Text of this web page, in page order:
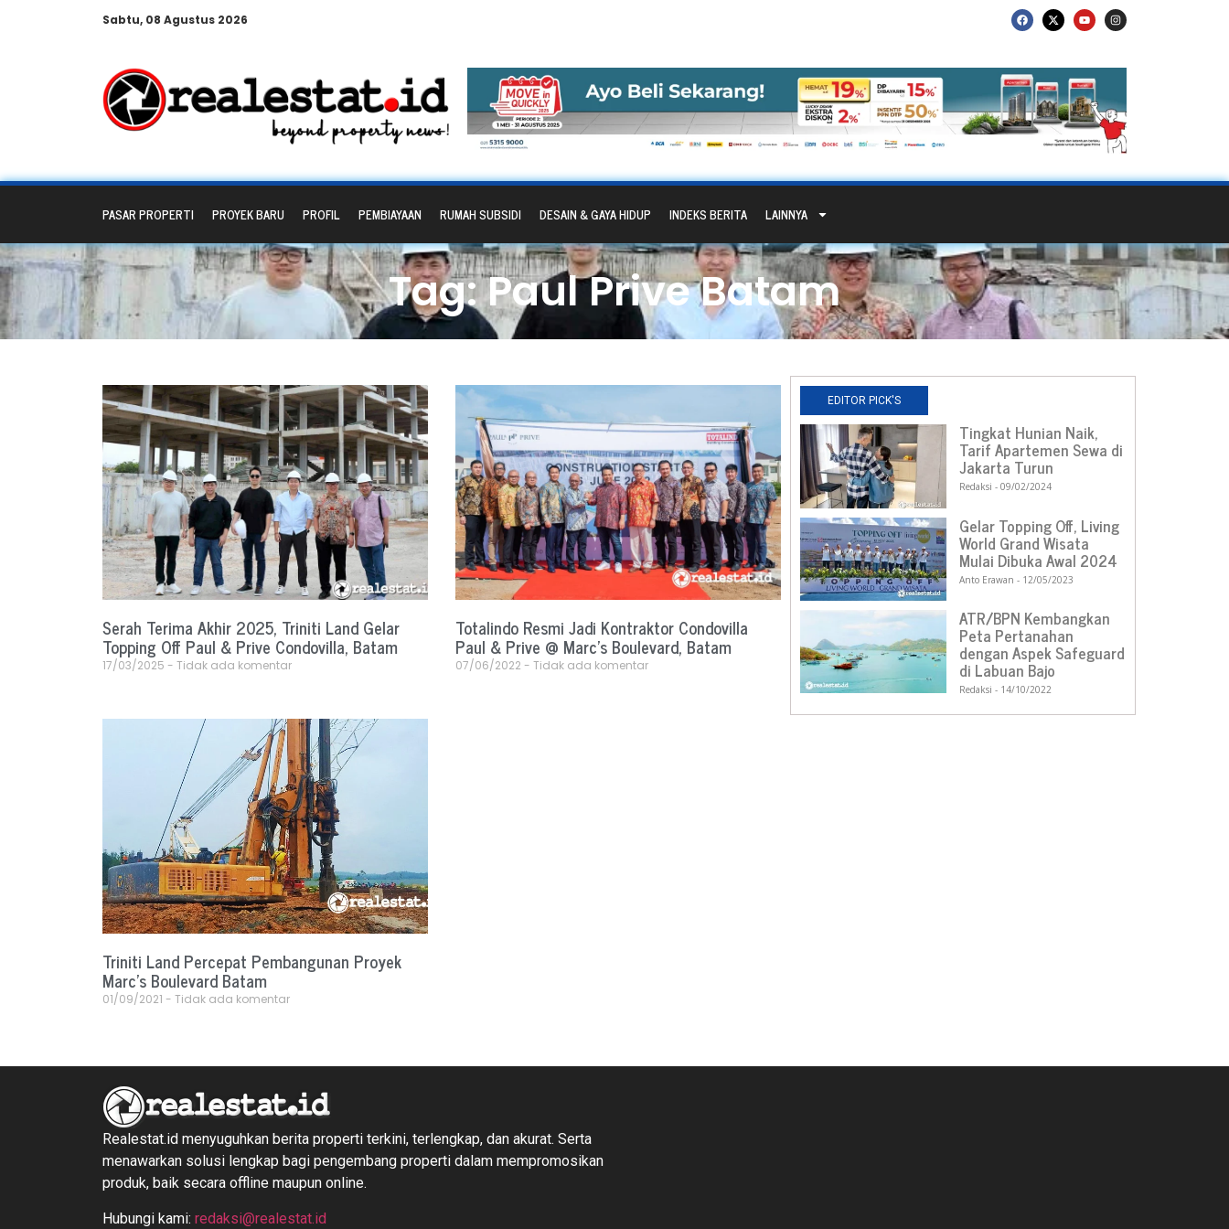
Sabtu, 08 Agustus 2026
PASAR PROPERTI PROYEK BARU PROFIL PEMBIAYAAN RUMAH SUBSIDI DESAIN & GAYA HIDUP INDEKS BERITA LAINNYA
Tag: Paul Prive Batam
Serah Terima Akhir 2025, Triniti Land Gelar
Topping Off Paul & Prive Condovilla, Batam
17/03/2025 Tidak ada komentar
Totalindo Resmi Jadi Kontraktor Condovilla
Paul & Prive @ Marc’s Boulevard, Batam
07/06/2022 Tidak ada komentar
Triniti Land Percepat Pembangunan Proyek
Marc’s Boulevard Batam
01/09/2021 Tidak ada komentar
EDITOR PICK'S
Tingkat Hunian Naik,
Tarif Apartemen Sewa di
Jakarta Turun
Redaksi 09/02/2024
Gelar Topping Off, Living
World Grand Wisata
Mulai Dibuka Awal 2024
Anto Erawan 12/05/2023
ATR/BPN Kembangkan
Peta Pertanahan
dengan Aspek Safeguard
di Labuan Bajo
Redaksi 14/10/2022
Realestat.id menyuguhkan berita properti terkini, terlengkap, dan akurat. Serta
menawarkan solusi lengkap bagi pengembang properti dalam mempromosikan
produk, baik secara offline maupun online.
Hubungi kami: redaksi@realestat.id